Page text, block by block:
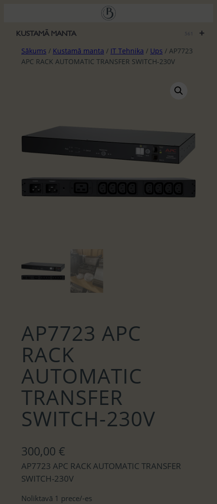
saturu
+
KUSTAMĀ MANTA
Sākums / Kustamā manta / IT Tehnika / Ups / AP7723
APC RACK AUTOMATIC TRANSFER SWITCH-230V
AP7723 APC
RACK
AUTOMATIC
TRANSFER
SWITCH-230V
300,00 €
AP7723 APC RACK AUTOMATIC TRANSFER
SWITCH-230V
Noliktavā 1 prece/-es